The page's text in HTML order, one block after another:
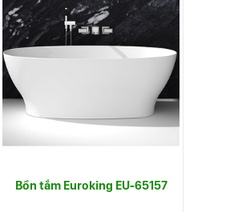
Bồn tắm Euroking EU-65157